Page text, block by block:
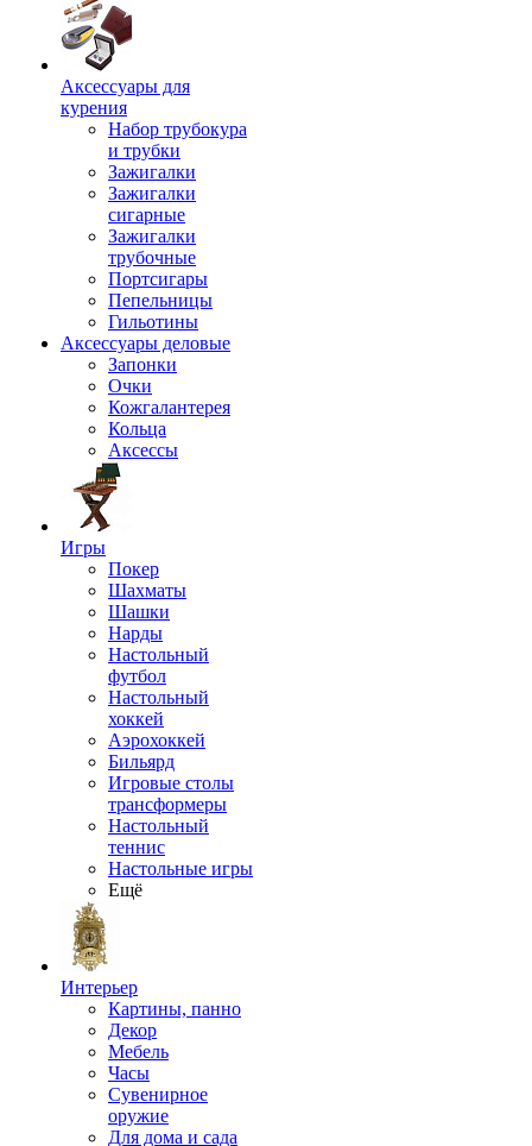
Аксессуары для
курения
Набор трубокура
и трубки
Зажигалки
Зажигалки
сигарные
Зажигалки
трубочные
Портсигары
Пепельницы
Гильотины
Аксессуары деловые
Запонки
Очки
Кожгалантерея
Кольца
Аксессы
Игры
Покер
Шахматы
Шашки
Нарды
Настольный
футбол
Настольный
хоккей
Аэрохоккей
Бильярд
Игровые столы
трансформеры
Настольный
теннис
Настольные игры
Ещё
Интерьер
Картины, панно
Декор
Мебель
Часы
Сувенирное
оружие
Для дома и сада